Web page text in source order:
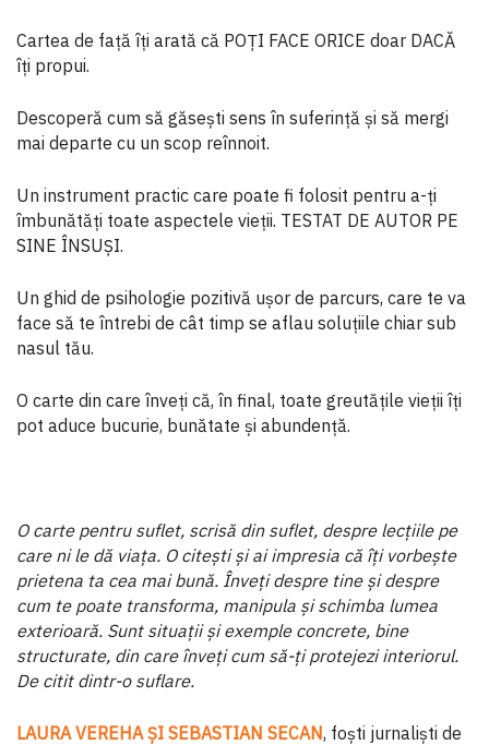
Cartea de față îți arată că POȚI FACE ORICE doar DACĂ
îți propui.
Descoperă cum să găsești sens în suferință și să mergi
mai departe cu un scop reînnoit.
Un instrument practic care poate fi folosit pentru a-ți
îmbunătăți toate aspectele vieții. TESTAT DE AUTOR PE
SINE ÎNSUȘI.
Un ghid de psihologie pozitivă ușor de parcurs, care te va
face să te întrebi de cât timp se aflau soluțiile chiar sub
nasul tău.
O carte din care înveți că, în final, toate greutățile vieții îți
pot aduce bucurie, bunătate și abundență.
O carte pentru suflet, scrisă din suflet, despre lecțiile pe
care ni le dă viața. O citești și ai impresia că îți vorbește
prietena ta cea mai bună. Înveți despre tine și despre
cum te poate transforma, manipula și schimba lumea
exterioară. Sunt situații și exemple concrete, bine
structurate, din care înveți cum să-ți protejezi interiorul.
De citit dintr-o suflare.
LAURA VEREHA ȘI SEBASTIAN SECAN, foști jurnaliști de